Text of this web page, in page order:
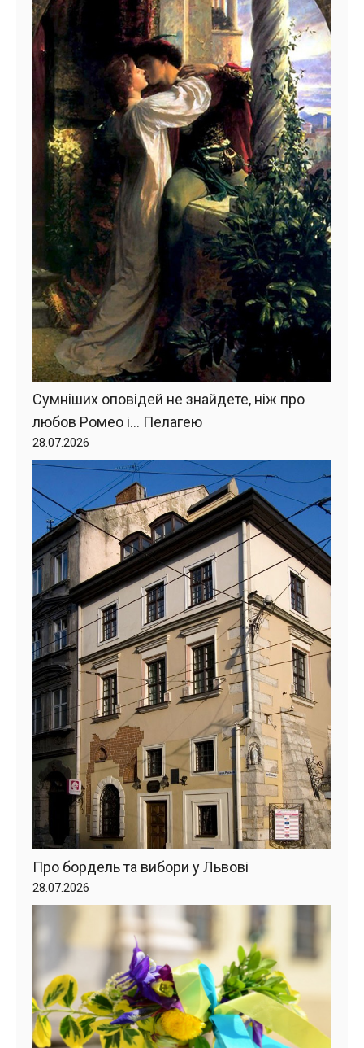
Сумніших оповідей не знайдете, ніж про
любов Ромео і… Пелагею
28.07.2026
Про бордель та вибори у Львові
28.07.2026